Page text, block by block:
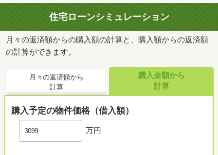
住宅ローンシミュレーション
月々の返済額からの購入額の計算と、購入額からの返済額
の計算ができます。
月々の返済額から
計算
購入金額から
計算
購入予定の物件価格（借入額）
万円